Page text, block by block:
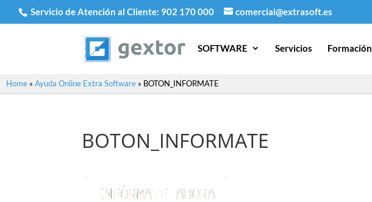
Servicio de Atención al Cliente: 902 170 000 comercial@extrasoft.es
SOFTWARE Servicios Formación
Home » Ayuda Online Extra Software » BOTON_INFORMATE
BOTON_INFORMATE